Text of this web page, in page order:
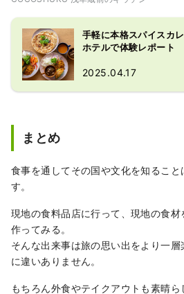
手軽に本格スパイスカ
ホテルで体験レポート
2025.04.17
まとめ
食事を通してその国や文化を知るこ
す。
現地の食料品店に行って、現地の食
作ってみる。
そんな出来事は旅の思い出をより一
に違いありません。
もちろん外食やテイクアウトも素晴